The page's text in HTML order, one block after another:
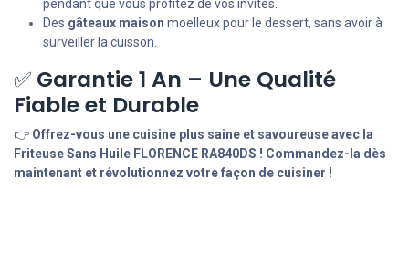
pendant que vous profitez de vos invités.
Des gâteaux maison moelleux pour le dessert, sans avoir à
surveiller la cuisson.
✅ Garantie 1 An – Une Qualité
Fiable et Durable
👉 Offrez-vous une cuisine plus saine et savoureuse avec la
Friteuse Sans Huile FLORENCE RA840DS ! Commandez-la dès
maintenant et révolutionnez votre façon de cuisiner !